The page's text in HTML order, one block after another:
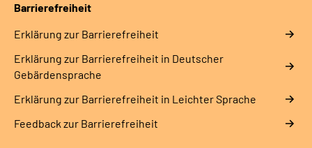
Barrierefreiheit
Erklärung zur Barrierefreiheit
Erklärung zur Barrierefreiheit in Deutscher
Gebärdensprache
Erklärung zur Barrierefreiheit in Leichter Sprache
Feedback zur Barrierefreiheit